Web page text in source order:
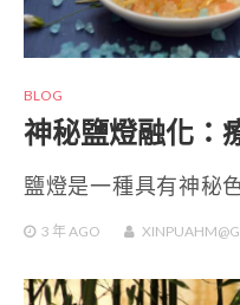
BLOG
神秘鹽燈融化：
鹽燈是一種具有神秘
3 年AGO